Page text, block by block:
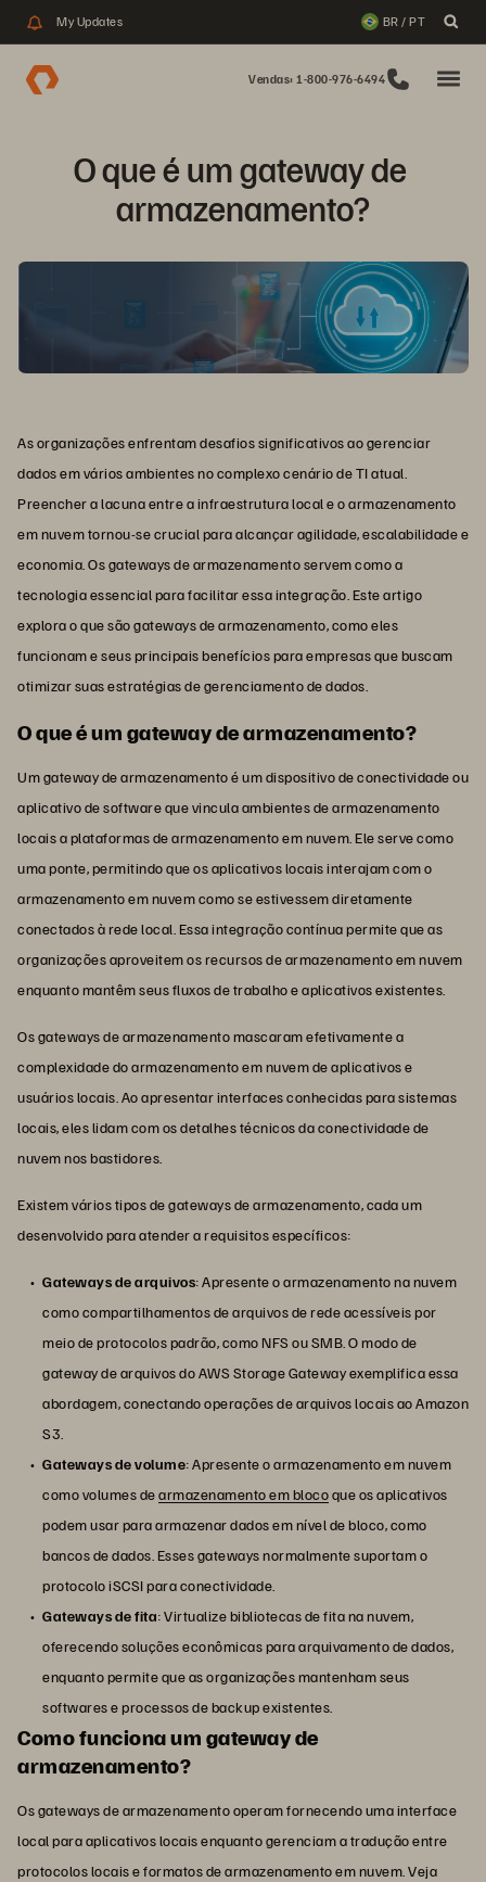
My Updates BR / PT
Vendas: 1-800-976-6494
O que é um gateway de
armazenamento?
As organizações enfrentam desafios significativos ao gerenciar
dados em vários ambientes no complexo cenário de TI atual.
Preencher a lacuna entre a infraestrutura local e o armazenamento
em nuvem tornou-se crucial para alcançar agilidade, escalabilidade e
economia. Os gateways de armazenamento servem como a
tecnologia essencial para facilitar essa integração. Este artigo
explora o que são gateways de armazenamento, como eles
funcionam e seus principais benefícios para empresas que buscam
otimizar suas estratégias de gerenciamento de dados.
O que é um gateway de armazenamento?
Um gateway de armazenamento é um dispositivo de conectividade ou
aplicativo de software que vincula ambientes de armazenamento
locais a plataformas de armazenamento em nuvem. Ele serve como
uma ponte, permitindo que os aplicativos locais interajam com o
armazenamento em nuvem como se estivessem diretamente
conectados à rede local. Essa integração contínua permite que as
organizações aproveitem os recursos de armazenamento em nuvem
enquanto mantêm seus fluxos de trabalho e aplicativos existentes.
Os gateways de armazenamento mascaram efetivamente a
complexidade do armazenamento em nuvem de aplicativos e
usuários locais. Ao apresentar interfaces conhecidas para sistemas
locais, eles lidam com os detalhes técnicos da conectividade de
nuvem nos bastidores.
Existem vários tipos de gateways de armazenamento, cada um
desenvolvido para atender a requisitos específicos:
Gateways de arquivos: Apresente o armazenamento na nuvem
como compartilhamentos de arquivos de rede acessíveis por
meio de protocolos padrão, como NFS ou SMB. O modo de
gateway de arquivos do AWS Storage Gateway exemplifica essa
abordagem, conectando operações de arquivos locais ao Amazon
S3.
Gateways de volume: Apresente o armazenamento em nuvem
como volumes dearmazenamento em blocoque os aplicativos
podem usar para armazenar dados em nível de bloco, como
bancos de dados. Esses gateways normalmente suportam o
protocolo iSCSI para conectividade.
Gateways de fita: Virtualize bibliotecas de fita na nuvem,
oferecendo soluções econômicas para arquivamento de dados,
enquanto permite que as organizações mantenham seus
softwares e processos de backup existentes.
Como funciona um gateway de
armazenamento?
Os gateways de armazenamento operam fornecendo uma interface
local para aplicativos locais enquanto gerenciam a tradução entre
protocolos locais e formatos de armazenamento em nuvem. Veja